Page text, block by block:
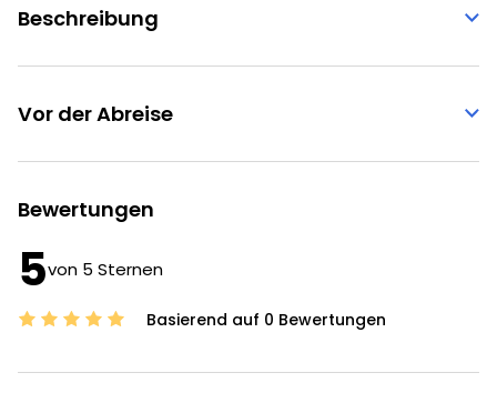
Beschreibung
Vor der Abreise
Bewertungen
5von 5 Sternen
Basierend auf 0 Bewertungen